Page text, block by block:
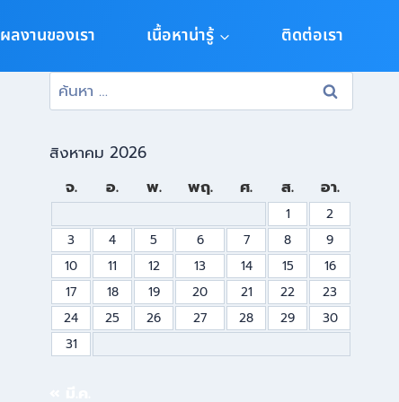
ผลงานของเรา เนื้อหาน่ารู้ ติดต่อเรา
สิงหาคม 2026
จ.
อ. พ. พฤ. ศ. ส. อา.
1
2
3
4 5 6 7 8
9
10
11 12 13 14 15
16
17
18 19 20 21 22
23
24
25 26 27 28 29
30
31